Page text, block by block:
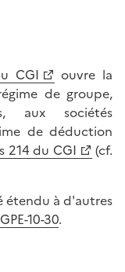
CGI
ouvre la
de groupe,
aux sociétés
de déduction
214 du CGI
(cf.
étendu à d'autres
10-30.